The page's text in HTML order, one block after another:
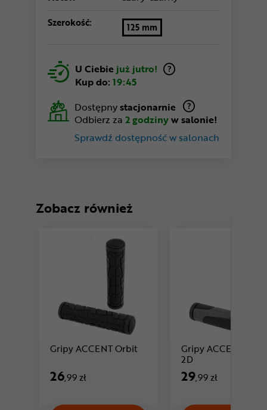
Szerokość: 125 mm
U Ciebie już jutro!
Kup do: 19:45
Dostępnystacjonarnie
Odbierz za 2 godzinyw salonie!
Sprawdź dostępność w salonach
Zobacz również
Gripy ACCENT Orbit Cena: 26 ,99 zł
26,99 zł
Gripy ACCENT
2DCena: 29 ,99 zł
29,99 zł